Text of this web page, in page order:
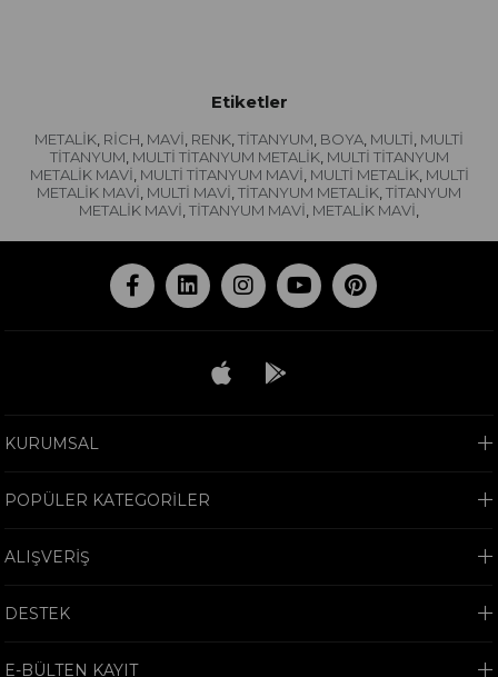
Etiketler
METALİK, RİCH, MAVİ, RENK, TİTANYUM, BOYA, MULTİ, MULTİ
TİTANYUM, MULTİ TİTANYUM METALİK, MULTİ TİTANYUM
METALİK MAVİ, MULTİ TİTANYUM MAVİ, MULTİ METALİK, MULTİ
METALİK MAVİ, MULTİ MAVİ, TİTANYUM METALİK, TİTANYUM
METALİK MAVİ, TİTANYUM MAVİ, METALİK MAVİ,
KURUMSAL
POPÜLER KATEGORİLER
ALIŞVERİŞ
DESTEK
E-BÜLTEN KAYIT